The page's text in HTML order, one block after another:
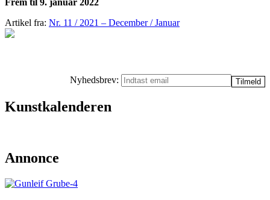
Frem til 9. januar 2022
Artikel fra: Nr. 11 / 2021 – December / Januar
Nyhedsbrev:
Kunstkalenderen
Annonce